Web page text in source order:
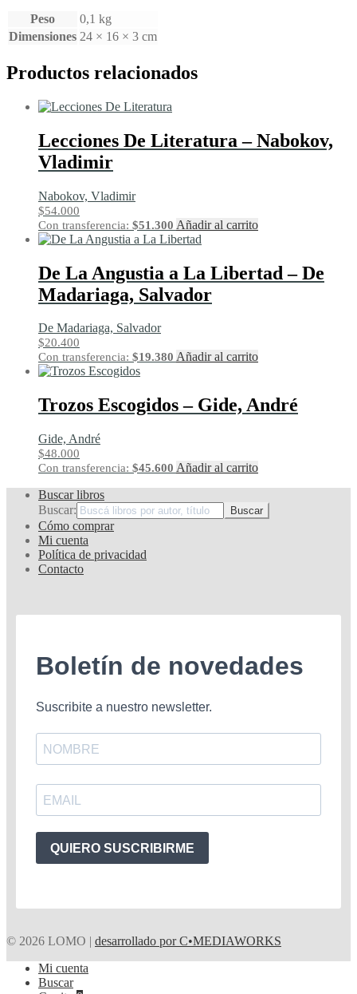
Peso
0,1 kg
Dimensiones 24 × 16 × 3 cm
Productos relacionados
Lecciones De Literatura – Nabokov,
Vladimir
Nabokov, Vladimir
$54.000
Con transferencia: $51.300 Añadir al carrito
De La Angustia a La Libertad – De
Madariaga, Salvador
De Madariaga, Salvador
$20.400
Con transferencia: $19.380 Añadir al carrito
Trozos Escogidos – Gide, André
Gide, André
$48.000
Con transferencia: $45.600 Añadir al carrito
Buscar libros
Buscar:
Cómo comprar
Mi cuenta
Política de privacidad
Contacto
Boletín de novedades
Suscribite a nuestro newsletter.
QUIERO SUSCRIBIRME
© 2026 LOMO | desarrollado por C•MEDIAWORKS
Mi cuenta
Buscar